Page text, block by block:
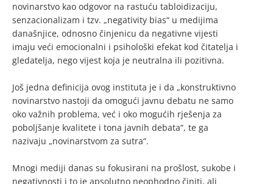
novinarstvo kao odgovor na rastuću tabloidizaciju,
senzacionalizam i tzv. „negativity bias“ u medijima
današnjice, odnosno činjenicu da negativne vijesti
imaju veći emocionalni i psihološki efekat kod čitatelja i
gledatelja, nego vijest koja je neutralna ili pozitivna.
Još jedna definicija ovog instituta je i da „konstruktivno
novinarstvo nastoji da omogući javnu debatu ne samo
oko važnih problema, već i oko mogućih rješenja za
poboljšanje kvalitete i tona javnih debata“, te ga
nazivaju „novinarstvom za sutra“.
Mnogi mediji danas su fokusirani na prošlost, sukobe i
negativnosti i to je apsolutno neophodno činiti, ali